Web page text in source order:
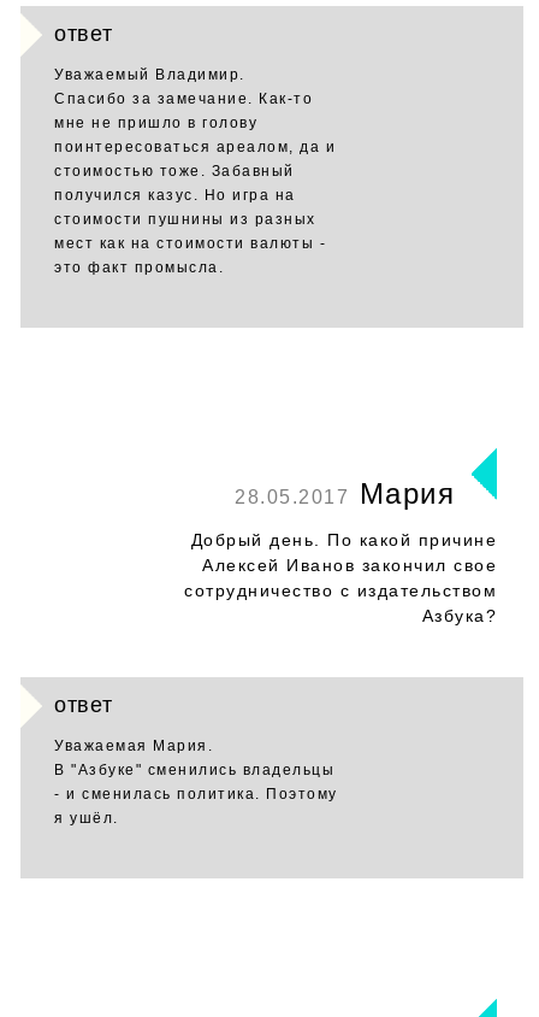
ответ
Уважаемый Владимир.
Спасибо за замечание. Как-то
мне не пришло в голову
поинтересоваться ареалом, да и
стоимостью тоже. Забавный
получился казус. Но игра на
стоимости пушнины из разных
мест как на стоимости валюты -
это факт промысла.
28.05.2017 Мария
Добрый день. По какой причине
Алексей Иванов закончил свое
сотрудничество с издательством
Азбука?
ответ
Уважаемая Мария.
В "Азбуке" сменились владельцы
- и сменилась политика. Поэтому
я ушёл.